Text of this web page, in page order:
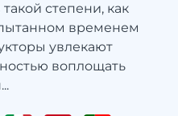
степени, как
временем
увлекают
воплощать